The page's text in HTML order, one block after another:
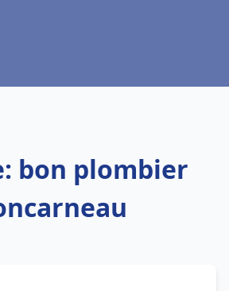
bon plombier